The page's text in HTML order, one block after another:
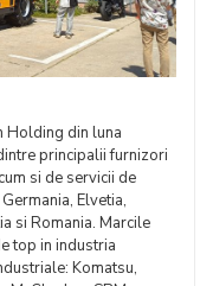
Holding din luna
principalii furnizori
si de servicii de
Elvetia,
si Romania. Marcile
top in industria
Komatsu,